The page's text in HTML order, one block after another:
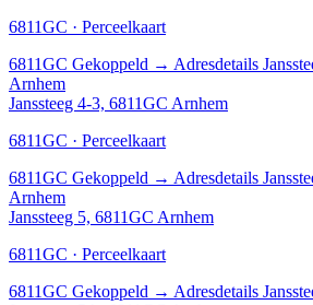
6811GC · Perceelkaart
6811GC Gekoppeld → Adresdetails
Arnhem
Janssteeg 4-3, 6811GC Arnhem
6811GC · Perceelkaart
6811GC Gekoppeld → Adresdetails
Arnhem
Janssteeg 5, 6811GC Arnhem
6811GC · Perceelkaart
6811GC Gekoppeld → Adresdetails